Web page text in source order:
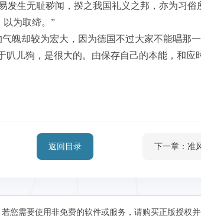
生无耻秽闻，揆之我国礼义之邦，亦为习俗
以为取缔。”
魄却较为宏大，因为德国不过大家不能唱那
叭儿狗，是很大的。由保存自己的本能，和应
返回目录 下一章：准
您需要使用非免费的软件或服务，请购买正版授权